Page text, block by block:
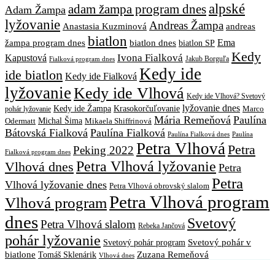
Adam Žampa adam žampa program dnesalpské
lyžovanie Anastasia Kuzminová Andreas Žampa andreas
žampa program dnes biatlon biatlon dnes biatlon SP Ema
Kapustová Fialková program dnes Ivona Fialková Jakub Borguľa Kedy
ide biatlon Kedy ide Fialková Kedy ide
lyžovanieKedy ide Vlhová Kedy ide Vlhová? Svetový
pohár lyžovanie Kedy ide Žampa Krasokorčuľovanie lyžovanie dnes Marco
Odermatt Michal Šima Mikaela Shiffrinová Mária Remeňová Paulína
Bátovská Fialková Paulína Fialková Paulína Fialková dnes Paulína
Fialková program dnes Peking 2022 Petra Vlhová Petra
Vlhová dnes Petra Vlhová lyžovanie Petra
Vlhová lyžovanie dnes Petra Vlhová obrovský slalom Petra
Vlhová programPetra Vlhová program
dnesPetra Vlhová slalom Rebeka Jančová Svetový
pohár lyžovanie Svetový pohár program Svetový pohár v
biatlone Tomáš Sklenárik Vlhová dnes Zuzana Remeňová